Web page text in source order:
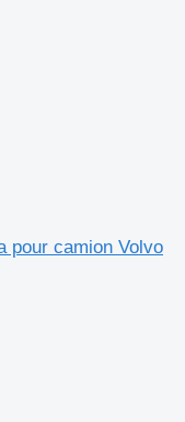
pour camion Volvo